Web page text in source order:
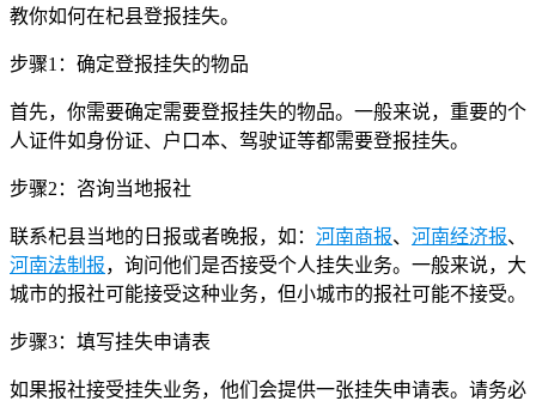
教你如何在杞县登报挂失。
步骤1：确定登报挂失的物品
首先，你需要确定需要登报挂失的物品。一般来说，重要的个
人证件如身份证、户口本、驾驶证等都需要登报挂失。
步骤2：咨询当地报社
联系杞县当地的日报或者晚报，如： 河南商报、 河南经济报、
河南法制报，询问他们是否接受个人挂失业务。一般来说，大
城市的报社可能接受这种业务，但小城市的报社可能不接受。
步骤3：填写挂失申请表
如果报社接受挂失业务，他们会提供一张挂失申请表。请务必